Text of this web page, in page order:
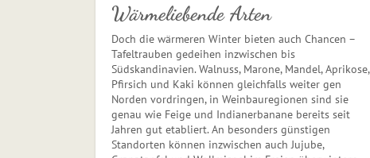
Wärmeliebende Arten
Doch die wärmeren Winter bieten auch Chancen –
Tafeltrauben gedeihen inzwischen bis
Südskandinavien. Walnuss, Marone, Mandel, Aprikose,
Pfirsich und Kaki können gleichfalls weiter gen
Norden vordringen, in Weinbauregionen sind sie
genau wie Feige und Indianerbanane bereits seit
Jahren gut etabliert. An besonders günstigen
Standorten können inzwischen auch Jujube,